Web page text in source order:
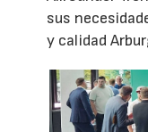
sus
y calidad